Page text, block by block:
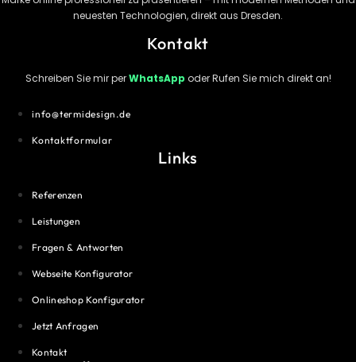
neuesten Technologien, direkt aus Dresden.
Kontakt
Schreiben Sie mir perWhatsApp oder Rufen Sie mich direkt an!
info@termidesign.de
Kontaktformular
Links
Referenzen
Leistungen
Fragen & Antworten
Webseite Konfigurator
Onlineshop Konfigurator
Jetzt Anfragen
Kontakt